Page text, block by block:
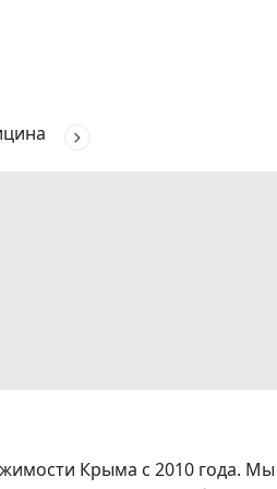
Крыма с 2010 года. Мы